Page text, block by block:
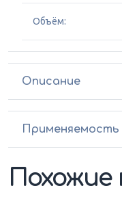
Объём:
Описание
Применяемость